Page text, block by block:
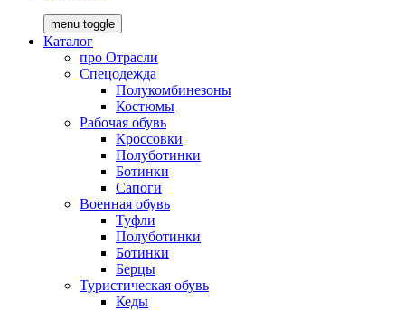
menu toggle
Каталог
про Отрасли
Спецодежда
Полукомбинезоны
Костюмы
Рабочая обувь
Кроссовки
Полуботинки
Ботинки
Сапоги
Военная обувь
Туфли
Полуботинки
Ботинки
Берцы
Туристическая обувь
Кеды